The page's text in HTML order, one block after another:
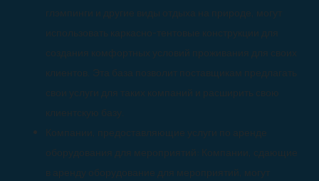
глэмпинги и другие виды отдыха на природе, могут
использовать каркасно-тентовые конструкции для
создания комфортных условий проживания для своих
клиентов. Эта база позволит поставщикам предлагать
свои услуги для таких компаний и расширить свою
клиентскую базу.
Компании, предоставляющие услуги по аренде
оборудования для мероприятий: Компании, сдающие
в аренду оборудование для мероприятий, могут